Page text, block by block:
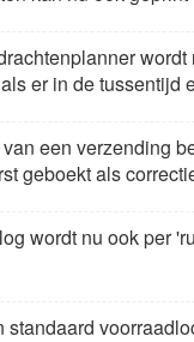
er in de tussentijd
een verzending
geboekt als
wordt nu ook per
standaard